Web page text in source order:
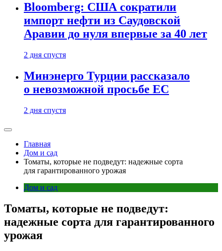
Bloomberg: США сократили
импорт нефти из Саудовской
Аравии до нуля впервые за 40 лет
2 дня спустя
Минэнерго Турции рассказало
о невозможной просьбе ЕС
2 дня спустя
Главная
Дом и сад
Томаты, которые не подведут: надежные сорта
для гарантированного урожая
Дом и сад
Томаты, которые не подведут:
надежные сорта для гарантированного
урожая